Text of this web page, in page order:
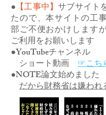
● 【工事中】サブサイト
たので、本サイトの工
部ご不便おかけします
ご利用をお願いします
●YouTubeチャンネル
ショート動画 ☞こち
●NOTE論文始めました
だから財務省は嫌われ